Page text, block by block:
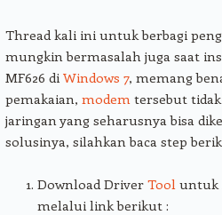
Thread kali ini untuk berbagi
mungkin bermasalah juga saat
MF626 di Windows 7, memang
pemakaian, modem tersebut
jaringan yang seharusnya bisa
solusinya, silahkan baca step
Download Driver Tool untuk
melalui link berikut :